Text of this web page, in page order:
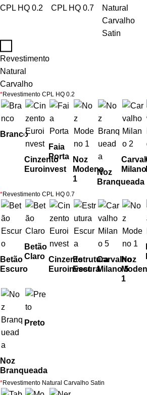
CPL HQ 0.2
CPL HQ 0.7
Natural
Carvalho
Satin
Revestimento
Natural
Carvalho
*Revestimento CPL HQ 0.2
Branco
Cinzento
Euroinvest
Faia
Porta Noz
Modeno
1
Noz
Branqueada
*Revestimento CPL HQ 0.7
Betão
Escuro
Betão
Claro Cinzento
Euroinvest
Estrutura
Escura
Carvalho
Milano 5
Noz
1
Noz
Branqueada
Preto
*Revestimento Natural Carvalho Satin